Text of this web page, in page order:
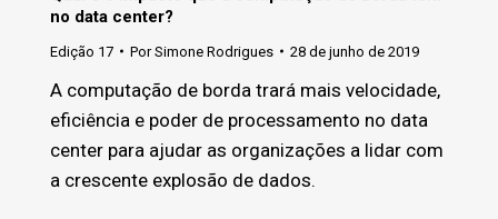
no data center?
Edição 17 PorSimone Rodrigues 28 de junho de 2019
A computação de borda trará mais velocidade,
eficiência e poder de processamento no data
center para ajudar as organizações a lidar com
a crescente explosão de dados.